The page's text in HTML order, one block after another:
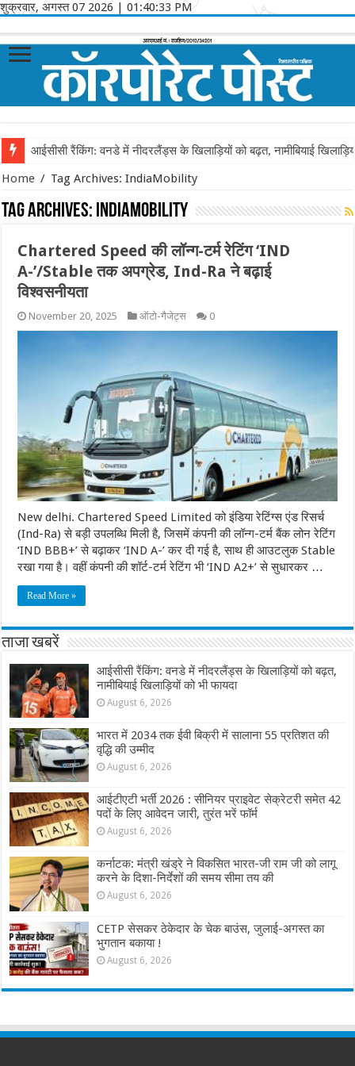
शुक्रवार, अगस्त 07 2026 | 01:40:33 PM
आईसीसी रैंकिंग: वनडे में नीदरलैंड्स के खिलाड़ियों को बढ़त, नामीबियाई
Home / Tag Archives: IndiaMobility
Tag Archives: IndiaMobility
Chartered Speed की लॉन्ग-टर्म रेटिंग ‘IND
A-’/Stable तक अपग्रेड, Ind-Ra ने बढ़ाई
विश्वसनीयता
November 20, 2025 ऑटो-गैजेट्स 0
New delhi. Chartered Speed Limited को इंडिया रेटिंग्स एंड रिसर्च
(Ind-Ra) से बड़ी उपलब्धि मिली है, जिसमें कंपनी की लॉन्ग-टर्म बैंक लोन रेटिंग
‘IND BBB+’ से बढ़ाकर ‘IND A-’ कर दी गई है, साथ ही आउटलुक Stable
रखा गया है। वहीं कंपनी की शॉर्ट-टर्म रेटिंग भी ‘IND A2+’ से सुधारकर …
Read More »
ताजा खबरें
आईसीसी रैंकिंग: वनडे में नीदरलैंड्स के खिलाड़ियों को बढ़त,
नामीबियाई खिलाड़ियों को भी फायदा
August 6, 2026
भारत में 2034 तक ईवी बिक्री में सालाना 55 प्रतिशत की
वृद्धि की उम्मीद
August 6, 2026
आईटीएटी भर्ती 2026 : सीनियर प्राइवेट सेक्रेटरी समेत 42
पदों के लिए आवेदन जारी, तुरंत भरें फॉर्म
August 6, 2026
कर्नाटक: मंत्री खंड्रे ने विकसित भारत-जी राम जी को लागू
करने के दिशा-निर्देशों की समय सीमा तय की
August 6, 2026
CETP सेसकर ठेकेदार के चेक बाउंस, जुलाई-अगस्त का
भुगतान बकाया !
August 6, 2026